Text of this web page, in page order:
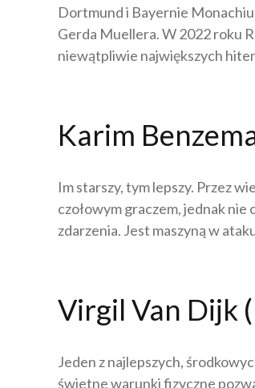
Dortmund i Bayernie
Gerda Muellera. W 2022 roku
niewątpliwie największych
Karim
Im starszy, tym lepszy. Przez
czołowym graczem, jednak nie
zdarzenia. Jest maszyną w
Virgil Van Dijk
Jeden z najlepszych,
świetne warunki fizyczne